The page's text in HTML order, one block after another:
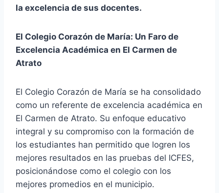
la excelencia de sus docentes.
El Colegio Corazón de María: Un Faro de
Excelencia Académica en El Carmen de
Atrato
El Colegio Corazón de María se ha consolidado
como un referente de excelencia académica en
El Carmen de Atrato. Su enfoque educativo
integral y su compromiso con la formación de
los estudiantes han permitido que logren los
mejores resultados en las pruebas del ICFES,
posicionándose como el colegio con los
mejores promedios en el municipio.